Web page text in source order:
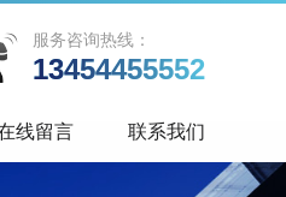
服务咨询热线：
13454455552
线留言 联系我们